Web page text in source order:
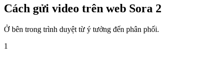
Cách gửi video trên web Sora 2
Ở bên trong trình duyệt từ ý tưởng đến phân phối.
1